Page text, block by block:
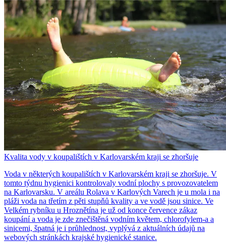
Kvalita vody v koupalištích v Karlovarském kraji se zhoršuje
Voda v některých koupalištích v Karlovarském kraji se zhoršuje. V
tomto týdnu hygienici kontrolovaly vodní plochy s provozovatelem
na Karlovarsku. V areálu Rolava v Karlových Varech je u mola i na
pláži voda na třetím z pěti stupňů kvality a ve vodě jsou sinice. Ve
Velkém rybníku u Hroznětína je už od konce července zákaz
koupání a voda je zde znečištěná vodním květem, chlorofylem-a a
sinicemi, špatná je i průhlednost, vyplývá z aktuálních údajů na
webových stránkách krajské hygienické stanice.